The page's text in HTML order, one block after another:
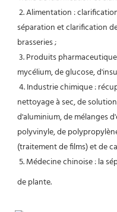
séparation et clarification
brasseries ;
mycélium, de glucose,
nettoyage à sec, de
d'aluminium, de mélanges
polyvinyle, de
(traitement de films) et de
de plante.